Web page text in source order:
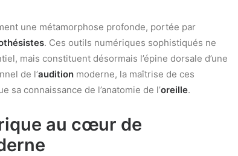
une métamorphose profonde, portée par
. Ces outils numériques sophistiqués ne
mais constituent désormais l’épine dorsale d’une
de l’audition moderne, la maîtrise de ces
sa connaissance de l’anatomie de l’oreille.
au cœur de